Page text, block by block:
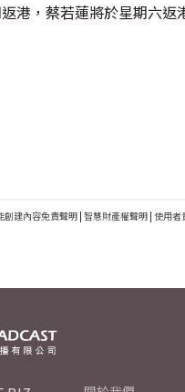
港，蔡若蓮將於星期六返
創建內容免責聲明 | 智慧財產權聲明 | 使用者